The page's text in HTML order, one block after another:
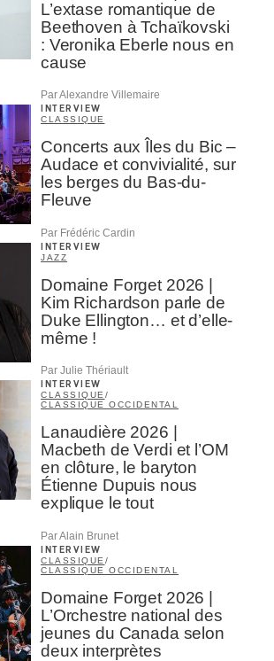
L’extase romantique de
Beethoven à Tchaïkovski
: Veronika Eberle nous en
cause
Par Alexandre Villemaire
INTERVIEW
CLASSIQUE
Concerts aux Îles du Bic –
Audace et convivialité, sur
les berges du Bas-du-
Fleuve
Par Frédéric Cardin
INTERVIEW
JAZZ
Domaine Forget 2026 |
Kim Richardson parle de
Duke Ellington… et d’elle-
même !
Par Julie Thériault
INTERVIEW
CLASSIQUE/
CLASSIQUE OCCIDENTAL
Lanaudière 2026 |
Macbeth de Verdi et l’OM
en clôture, le baryton
Étienne Dupuis nous
explique le tout
Par Alain Brunet
INTERVIEW
CLASSIQUE /
CLASSIQUE OCCIDENTAL
Domaine Forget 2026 |
L’Orchestre national des
jeunes du Canada selon
deux interprètes